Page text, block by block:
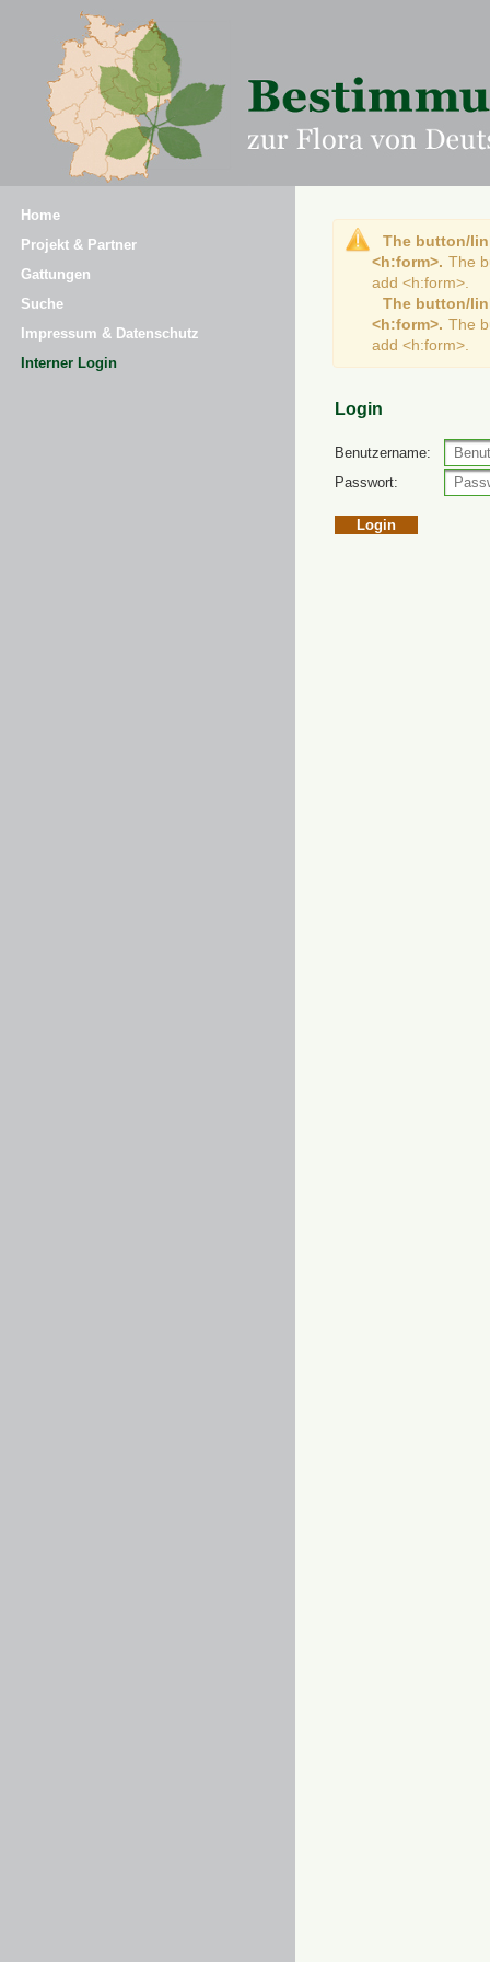
Home
Projekt & Partner
Gattungen
Suche
Impressum & Datenschutz
Interner Login
The button/
<h:form>. The
add <h:form>.
The button/
<h:form>. The
add <h:form>.
Login
Benutzername:
Passwort: